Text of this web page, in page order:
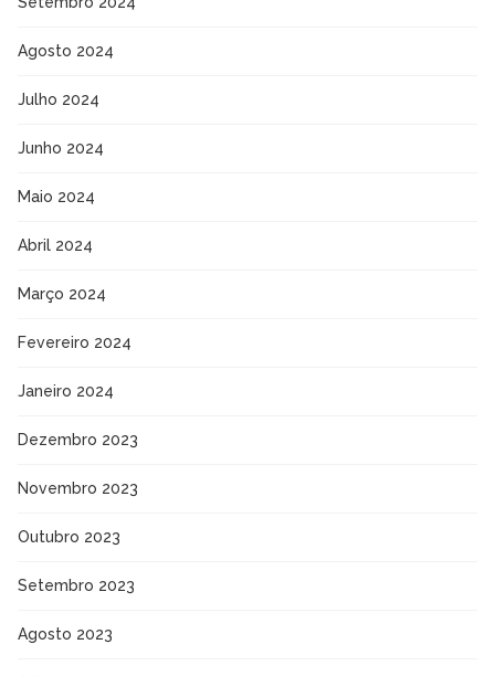
Agosto 2024
Julho 2024
Junho 2024
Maio 2024
Abril 2024
Março 2024
Fevereiro 2024
Janeiro 2024
Dezembro 2023
Novembro 2023
Outubro 2023
Setembro 2023
Agosto 2023